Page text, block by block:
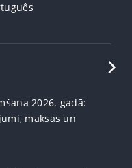
2026. gadā:
maksas un